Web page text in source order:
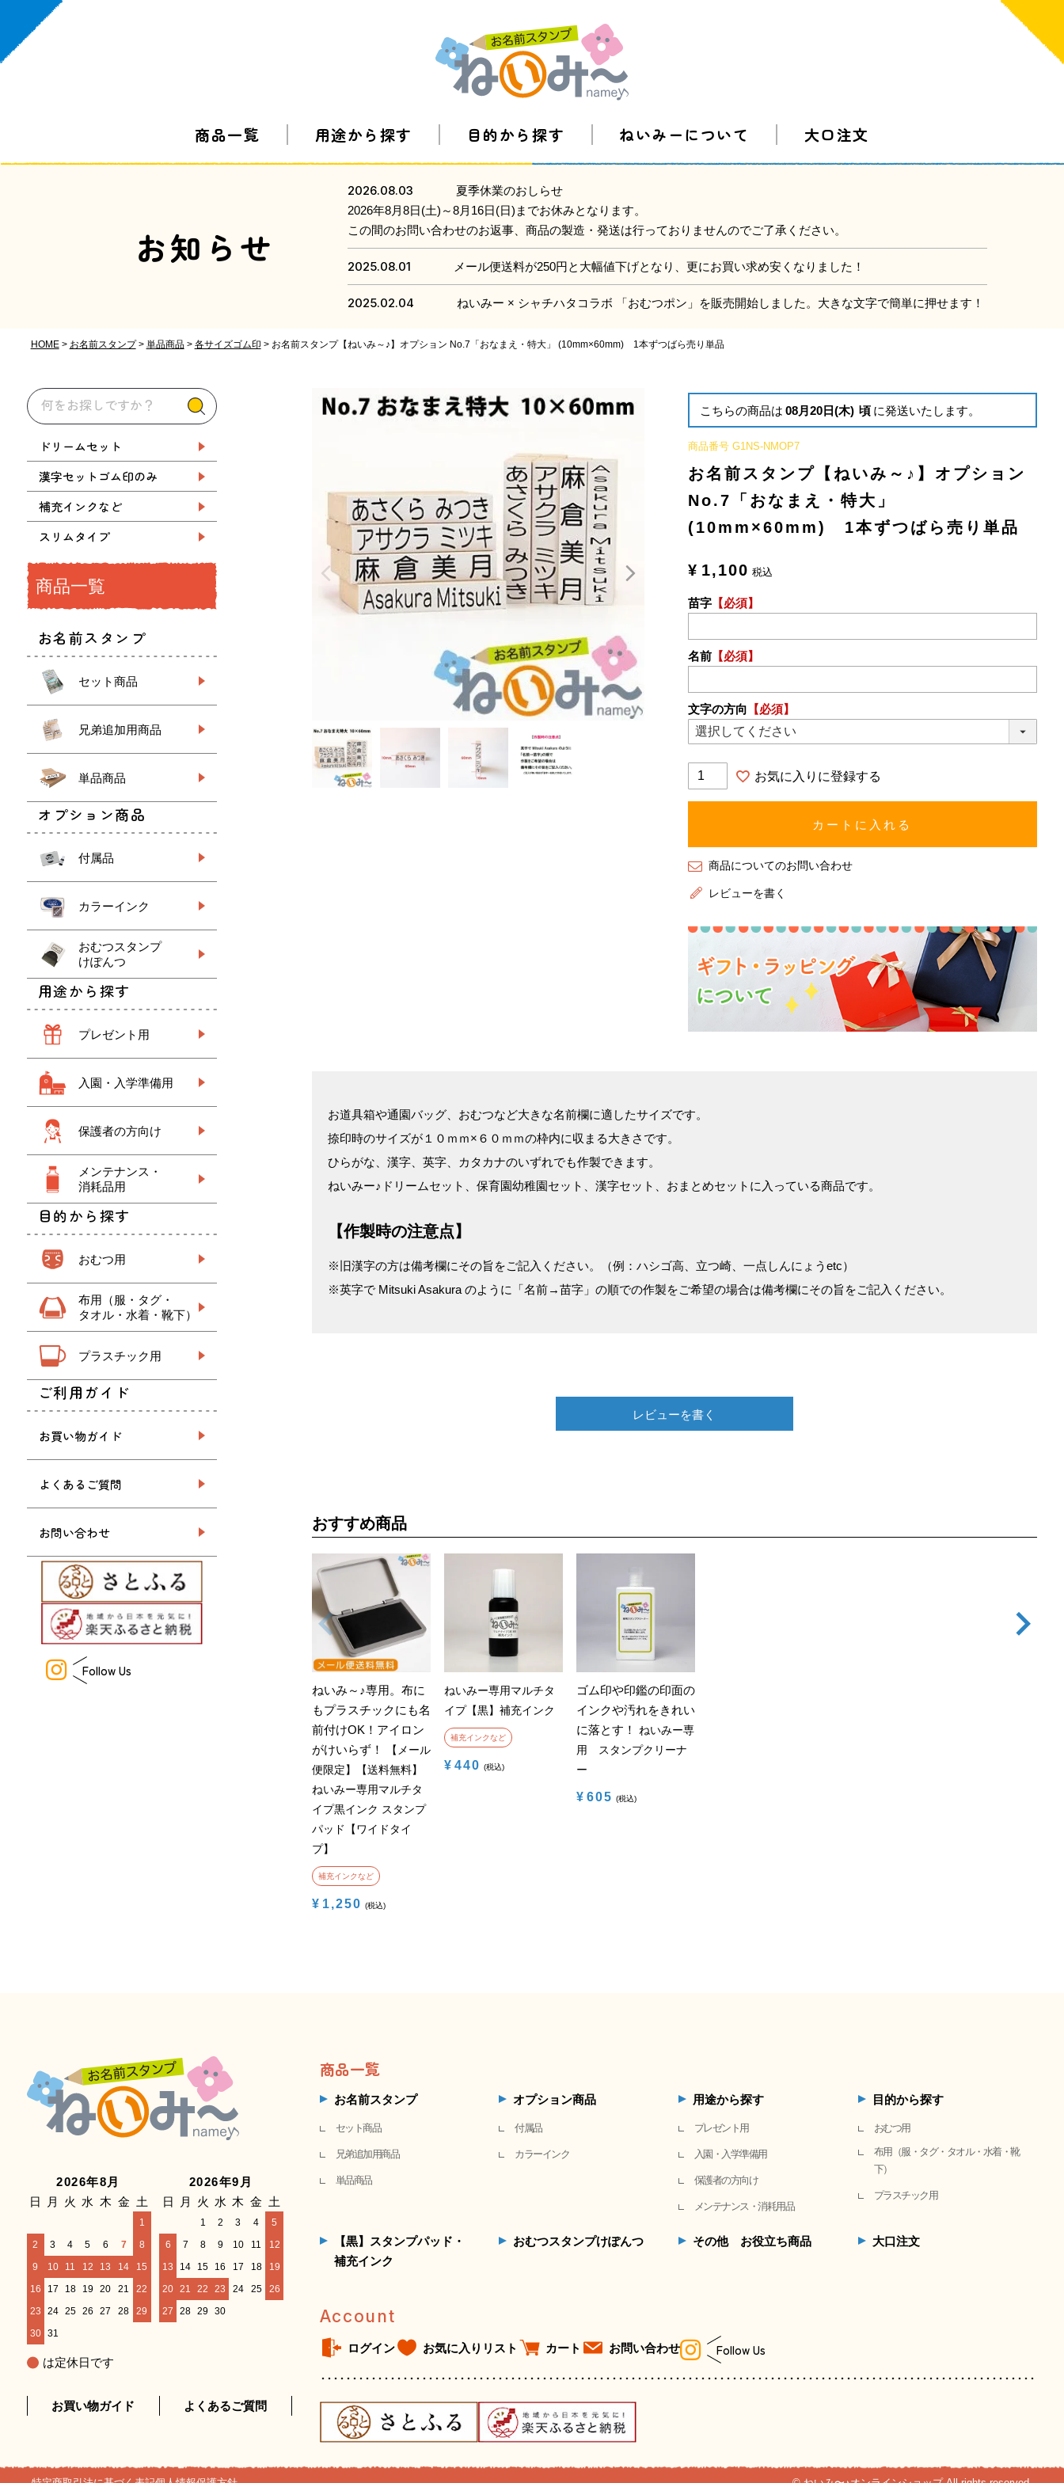
商品一覧 用途から探す 目的から探す ねいみーについて 大口注文
お知らせ
2026.08.03
夏季休業のおしらせ
2026年8月8日(土)～8月16日(日)までお休みとなります。
この間のお問い合わせのお返事、商品の製造・発送は行っておりませんのでご了承ください。
2025.08.01 メール便送料が250円と大幅値下げとなり、更にお買い求め安くなりました！
2025.02.04 ねいみー × シャチハタコラボ 「おむつポン」を販売開始しました。大きな文字で簡単に押せます！
HOME お名前スタンプ 単品商品 各サイズゴム印 お名前スタンプ【ねいみ～♪】オプション No.7「おなまえ・特大」 (10mm×60mm) 1本ずつばら売り単品
ドリームセット
漢字セットゴム印のみ
補充インクなど
スリムタイプ
商品一覧
お名前スタンプ
セット商品
兄弟追加用商品
単品商品
オプション商品
付属品
カラーインク
おむつスタンプ
けぽんつ
用途から探す
プレゼント用
入園・入学準備用
保護者の方向け
メンテナンス・
消耗品用
目的から探す
おむつ用
布用（服・タグ・
タオル・水着・靴下）
プラスチック用
ご利用ガイド
お買い物ガイド
よくあるご質問
お問い合わせ
Follow Us
こちらの商品は 08月20日(木) 頃 に発送いたします。
商品番号 G1NS-NMOP7
お名前スタンプ【ねいみ～♪】オプション
No.7「おなまえ・特大」
(10mm×60mm) 1本ずつばら売り単品
¥ 1,100 税込
苗字【必須】
名前【必須】
文字の方向 【必須】
お気に入りに登録する
カートに入れる
商品についてのお問い合わせ
レビューを書く
お道具箱や通園バッグ、おむつなど大きな名前欄に適したサイズです。
捺印時のサイズが１０ｍｍ×６０ｍｍの枠内に収まる大きさです。
ひらがな、漢字、英字、カタカナのいずれでも作製できます。
ねいみー♪ドリームセット、保育園幼稚園セット、漢字セット、おまとめセットに入っている商品です。
【作製時の注意点】
※旧漢字の方は備考欄にその旨をご記入ください。（例：ハシゴ高、立つ崎、一点しんにょうetc）
※英字で Mitsuki Asakura のように「名前→苗字」の順での作製をご希望の場合は備考欄にその旨をご記入ください。
レビューを書く
おすすめ商品
ねいみ～♪専用。布に
もプラスチックにも名
前付けOK！アイロン
がけいらず！
【メール
便限定】【送料無料】
ねいみー専用マルチタ
イプ黒インク スタンプ
パッド【ワイドタイ
プ】
補充インクなど
¥ 1,250 税込
ねいみー専用マルチタ
イプ【黒】補充インク
補充インクなど
¥ 440 税込
ゴム印や印鑑の印面の
インクや汚れをきれい
に落とす！
ねいみー専
用 スタンプクリーナ
ー
¥ 605 税込
2026年8月
日
月 火 水 木 金 土
1
2
3 4 5 6 7
8
9
10 11 12 13 14
15
16
17 18 19 20 21
22
23
24 25 26 27 28
29
30
31
2026年9月
日
月 火 水 木 金 土
1 2 3 4
5
6
7 8 9 10 11
12
13
14 15 16 17 18
19
20 21 22 23 24 25
26
27
28 29 30
は定休日です
お買い物ガイド よくあるご質問
商品一覧
お名前スタンプ
セット商品
兄弟追加用商品
単品商品
オプション商品
付属品
カラーインク
用途から探す
プレゼント用
入園・入学準備用
保護者の方向け
メンテナンス・消耗用品
目的から探す
おむつ用
布用（服・タグ・タオル・水着・靴
下）
プラスチック用
【黒】スタンプパッド・
補充インク
おむつスタンプけぽんつ その他 お役立ち商品 大口注文
Account
ログイン お気に入りリスト カート お問い合わせ Follow Us